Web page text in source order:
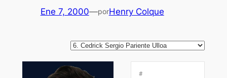
Ene 7, 2000—porHenry Colque
#